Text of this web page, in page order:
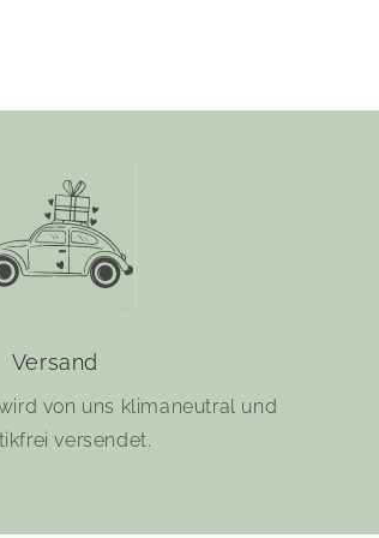
Versand
von uns klimaneutral und
versendet.